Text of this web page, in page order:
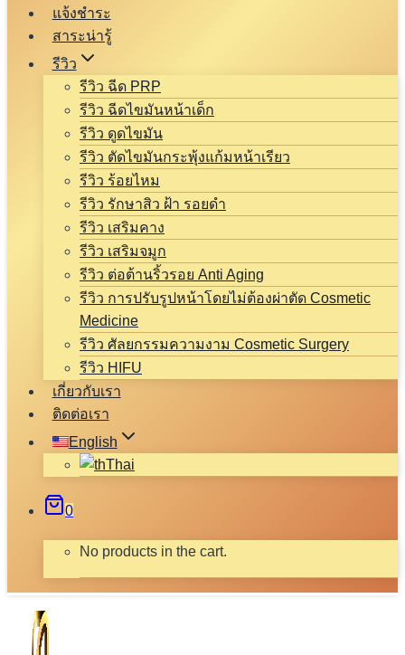
แจ้งชำระ
สาระน่ารู้
รีวิว
รีวิว ฉีด PRP
รีวิว ฉีดไขมันหน้าเด็ก
รีวิว ดูดไขมัน
รีวิว ตัดไขมันกระพุ้งแก้มหน้าเรียว
รีวิว ร้อยไหม
รีวิว รักษาสิว ฝ้า รอยดำ
รีวิว เสริมคาง
รีวิว เสริมจมูก
รีวิว ต่อต้านริ้วรอย Anti Aging
รีวิว การปรับรูปหน้าโดยไม่ต้องผ่าตัด Cosmetic
Medicine
รีวิว ศัลยกรรมความงาม Cosmetic Surgery
รีวิว HIFU
เกี่ยวกับเรา
ติดต่อเรา
English
Thai
0
No products in the cart.